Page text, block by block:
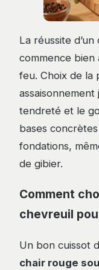
La réussite
commence
feu. Choix de la
tendreté et le
bases
fondations,
de gibier.
Comment
chevreuil
Un bon cuissot
chair rouge